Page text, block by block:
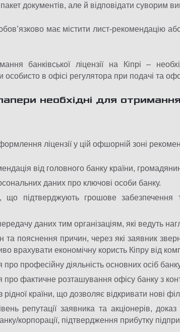
пакет документів, але й відповідати суворим
має містити лист-рекомендацію
банківської ліцензії на Кіпрі –
особисто в офісі регулятора при подачі та
необхідні для отримання
ліцензії у цій офшорній зоні
від головного банку країни,
даних про ключові особи банку.
що підтверджують грошове забезпечення
даних тим організаціям, які ведуть
та пояснення причин, через які заявник
врахувати економічну користь Кіпру від
про професійну діяльність основних осіб
про фактичне розташування офісу банку з
рідної країни, що дозволяє відкривати нові
репутації заявника та акціонерів,
корпорації, підтвердження прибутку